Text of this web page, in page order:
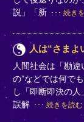
説」「新
続き
人は“さまよ
人間社会は「勘
の”などでは何で
し「即断即決の
誤解
続きを読む